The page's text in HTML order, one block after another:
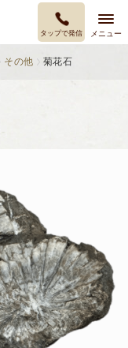
タップで発信 メニュー
その他 菊花石